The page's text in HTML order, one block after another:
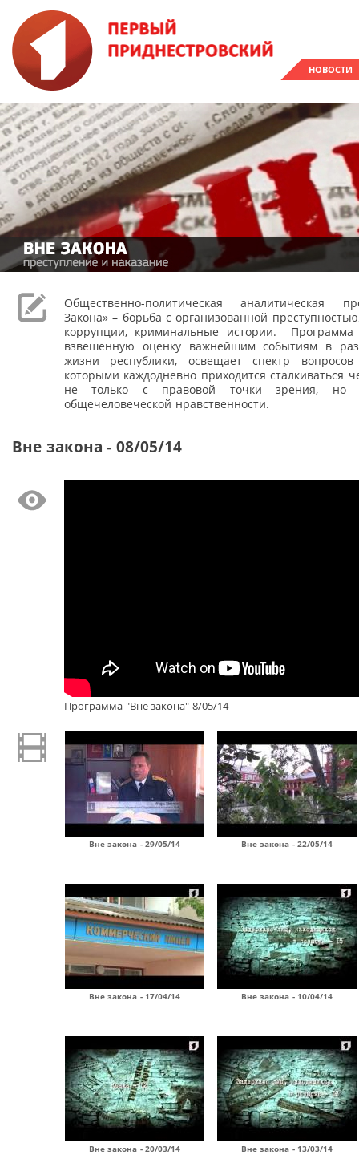
НОВОСТИ
Общественно-политическая аналитическая
Закона» – борьба с организованной
коррупции, криминальные истории. Программа
взвешенную оценку важнейшим событиям в
жизни республики, освещает спектр
которыми каждодневно приходится сталкиваться
не только с правовой точки зрения,
общечеловеческой нравственности.
Вне закона - 08/05/14
Программа "Вне закона" 8/05/14
Вне закона - 29/05/14 Вне закона - 22/05/14
Вне закона - 17/04/14 Вне закона - 10/04/14
Вне закона - 20/03/14 Вне закона - 13/03/14